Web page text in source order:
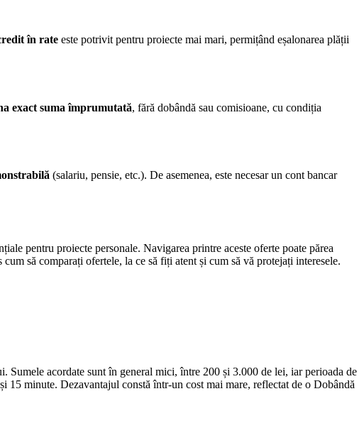
în rate este potrivit pentru proiecte mai mari, permițând eșalonarea plății
exact suma împrumutată, fără dobândă sau comisioane, cu condiția
(salariu, pensie, etc.). De asemenea, este necesar un cont bancar
pentru proiecte personale. Navigarea printre aceste oferte poate părea
să comparați ofertele, la ce să fiți atent și cum să vă protejați interesele.
Sumele acordate sunt în general mici, între 200 și 3.000 de lei, iar perioada de
15 minute. Dezavantajul constă într-un cost mai mare, reflectat de o Dobândă